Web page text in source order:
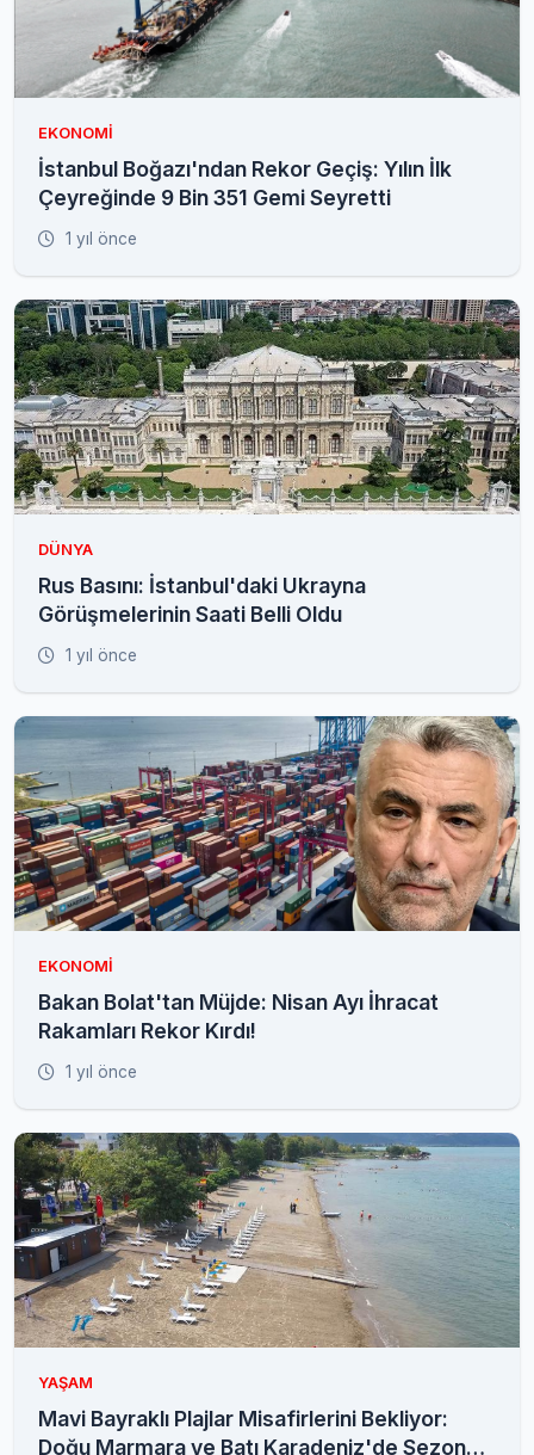
EKONOMI
İstanbul Boğazı'ndan Rekor Geçiş: Yılın İlk
Çeyreğinde 9 Bin 351 Gemi Seyretti
1 yıl önce
DÜNYA
Rus Basını: İstanbul'daki Ukrayna
Görüşmelerinin Saati Belli Oldu
1 yıl önce
EKONOMI
Bakan Bolat'tan Müjde: Nisan Ayı İhracat
Rakamları Rekor Kırdı!
1 yıl önce
YAŞAM
Mavi Bayraklı Plajlar Misafirlerini Bekliyor:
Doğu Marmara ve Batı Karadeniz'de Sezon